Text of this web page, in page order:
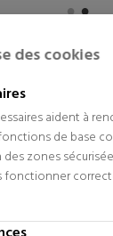
des cookies
aident à
de base
zones
fonctionner
SUR
Sisley est un
fard à paupières,
jumbo
à